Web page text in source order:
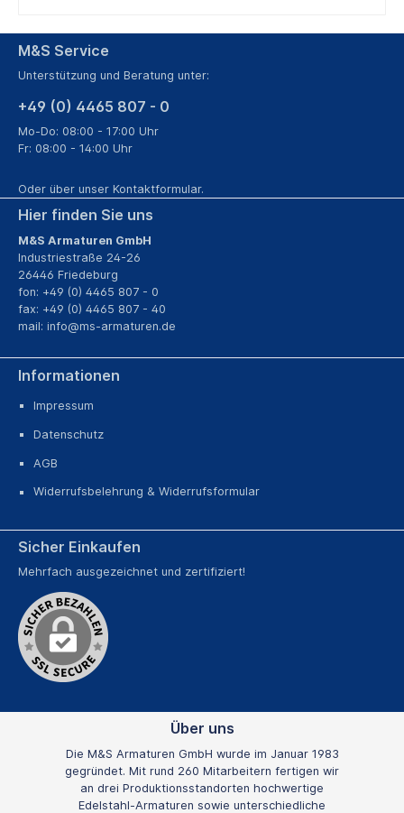
M&S Service
Unterstützung und Beratung unter:
+49 (0) 4465 807 - 0
Mo-Do: 08:00 - 17:00 Uhr
Fr: 08:00 - 14:00 Uhr
Oder über unser Kontaktformular.
Informationen
Impressum
Datenschutz
AGB
Widerrufsbelehrung & Widerrufsformular
Hier finden Sie uns
M&S Armaturen GmbH
Industriestraße 24-26
26446 Friedeburg
fon: +49 (0) 4465 807 - 0
fax: +49 (0) 4465 807 - 40
mail: info@ms-armaturen.de
Sicher Einkaufen
Mehrfach ausgezeichnet und zertifiziert!
Über uns
Die M&S Armaturen GmbH wurde im Januar 1983
gegründet. Mit rund 260 Mitarbeitern fertigen wir
an drei Produktionsstandorten hochwertige
Edelstahl-Armaturen sowie unterschiedliche